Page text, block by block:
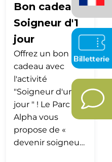
Bon cadeau
Soigneur d'1
jour
Offrez un bon
cadeau avec
l'activité
"Soigneur d'un
jour " ! Le Parc
Alpha vous
propose de «
devenir soigneu…